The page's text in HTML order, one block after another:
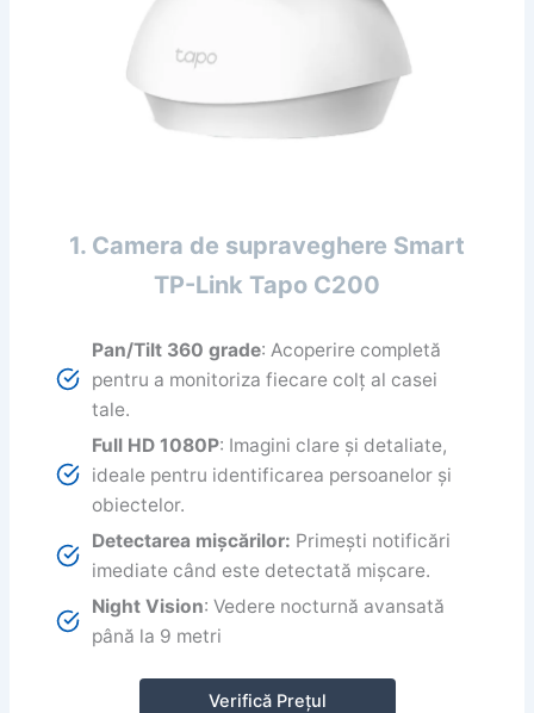
1. Camera de supraveghere Smart
TP-Link Tapo C200
Pan/Tilt 360 grade: Acoperire completă
pentru a monitoriza fiecare colț al casei
tale.
Full HD 1080P: Imagini clare și detaliate,
ideale pentru identificarea persoanelor și
obiectelor.
Detectarea mișcărilor: Primești notificări
imediate când este detectată mișcare.
Night Vision: Vedere nocturnă avansată
până la 9 metri
Verifică Prețul